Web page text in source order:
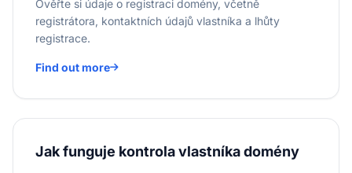
Ověřte si údaje o registraci domény, včetně
registrátora, kontaktních údajů vlastníka a lhůty
registrace.
Find out more
Jak funguje kontrola vlastníka domény